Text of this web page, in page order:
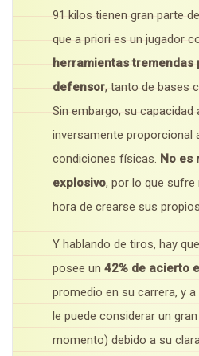
91 kilos tienen gran parte
que a priori es un jugador
herramientas tremendas
defensor, tanto de bases
Sin embargo, su capacidad
inversamente proporcional
condiciones físicas. No es
explosivo, por lo que
hora de crearse sus
Y hablando de tiros, hay
posee un 42% de acierto
promedio en su carrera, y
le puede considerar un
momento) debido a su